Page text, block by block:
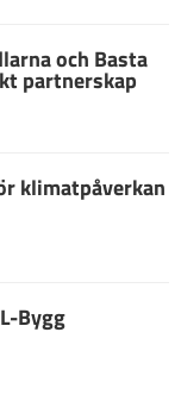
och Basta
partnerskap
klimatpåverkan
Bygg